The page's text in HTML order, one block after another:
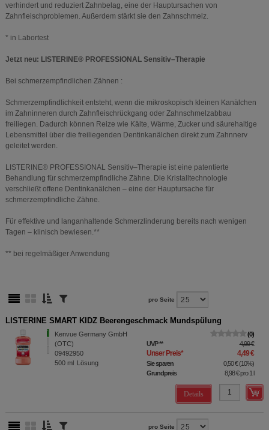
verhindert und reduziert Zahnbelag, eine der Hauptursachen von
Zahnfleischproblemen. Außerdem stärkt sie den Zahnschmelz.
* in Labortest
Jetzt neu: LISTERINE® PROFESSIONAL Sensitiv–Therapie
Bei schmerzempfindlichen Zähnen :
Schmerzempfindlichkeit entsteht, wenn die mikroskopisch kleinen Kanälchen
im Zahninneren durch Zahnfleischrückgang oder Zahnschmelzabbau
freiliegen. Dadurch können Reize wie Kälte, Wärme, Zucker und säurehaltige
Lebensmittel über die freiliegenden Dentinkanälchen direkt zum Zahnnerv
geleitet werden.
LISTERINE® PROFESSIONAL Sensitiv–Therapie ist eine patentierte
Behandlung für schmerzempfindliche Zähne. Die Kristalltechnologie
verschließt offene Dentinkanälchen – eine der Hauptursache für
schmerzempfindliche Zähne.
Für effektive und langanhaltende Schmerzlinderung bereits nach wenigen
Tagen – klinisch bewiesen.**
** bei regelmäßiger Anwendung
pro Seite
LISTERINE SMART KIDZ Beerengeschmack Mundspülung
Kenvue Germany GmbH
(OTC)
09492950
500 ml Lösung
0
UVP** 4,99 €
Unser Preis* 4,49 €
Sie sparen 0,50 €(10%)
Grundpreis
8,98 €pro 1 l
Details
pro Seite